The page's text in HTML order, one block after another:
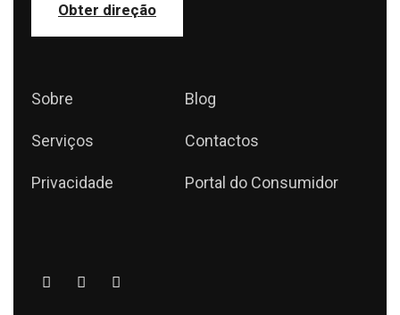
Obter direção
Sobre
Serviços
Privacidade
Blog
Contactos
Portal do Consumidor